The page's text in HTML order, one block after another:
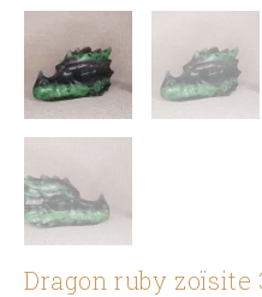
Dragon ruby zoïsite